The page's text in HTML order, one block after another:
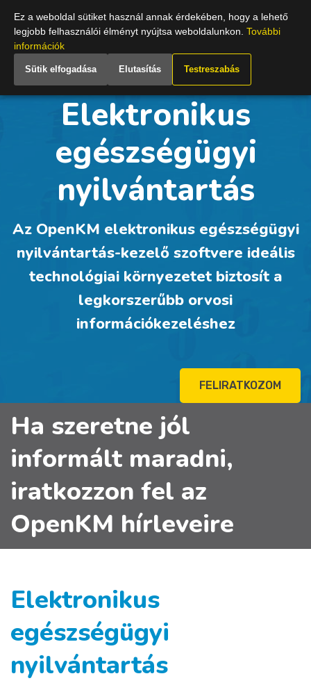
Hungary
Elektronikus
egészségügyi
nyilvántartás
Az OpenKM elektronikus egészségügyi
nyilvántartás-kezelő szoftvere ideális
technológiai környezetet biztosít a
legkorszerűbb orvosi
információkezeléshez
FELIRATKOZOM
Ha szeretne jól
informált maradni,
iratkozzon fel az
OpenKM hírleveire
Elektronikus
egészségügyi
nyilvántartás
Ez a weboldal sütiket használ annak érdekében, hogy a lehető
legjobb felhasználói élményt nyújtsa weboldalunkon. További
információk
Sütik elfogadása Elutasítás Testreszabás